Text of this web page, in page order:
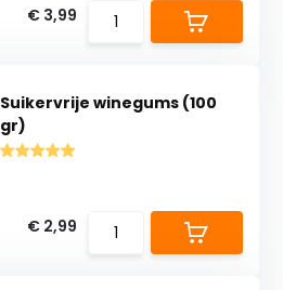
€ 3,99
Suikervrije winegums (100
gr)
€ 2,99